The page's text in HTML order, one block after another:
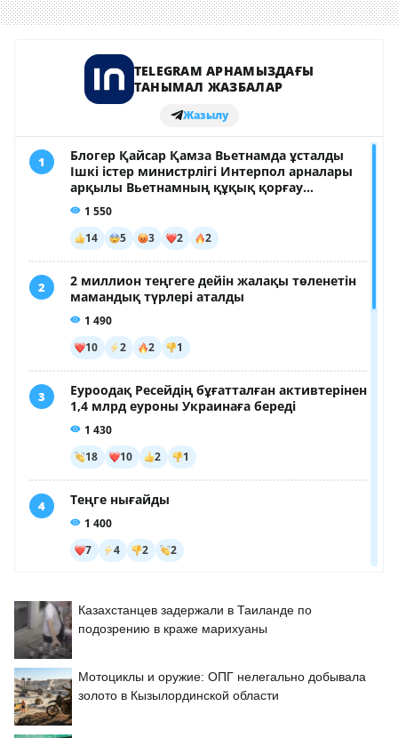
Казахстанцев задержали в Таиланде по
подозрению в краже марихуаны
Мотоциклы и оружие: ОПГ нелегально добывала
золото в Кызылординской области